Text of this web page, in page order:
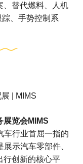
、替代燃料、人机
、手势控制系
| MIMS
展览会MIMS
车行业首屈一指的
示汽车零部件、
行创新的核心平